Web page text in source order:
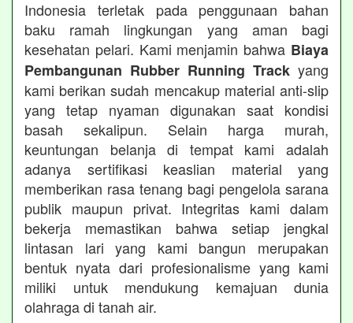
Indonesia terletak pada penggunaan bahan
baku ramah lingkungan yang aman bagi
kesehatan pelari. Kami menjamin bahwa Biaya
Pembangunan Rubber Running Track yang
kami berikan sudah mencakup material anti-slip
yang tetap nyaman digunakan saat kondisi
basah sekalipun. Selain harga murah,
keuntungan belanja di tempat kami adalah
adanya sertifikasi keaslian material yang
memberikan rasa tenang bagi pengelola sarana
publik maupun privat. Integritas kami dalam
bekerja memastikan bahwa setiap jengkal
lintasan lari yang kami bangun merupakan
bentuk nyata dari profesionalisme yang kami
miliki untuk mendukung kemajuan dunia
olahraga di tanah air.